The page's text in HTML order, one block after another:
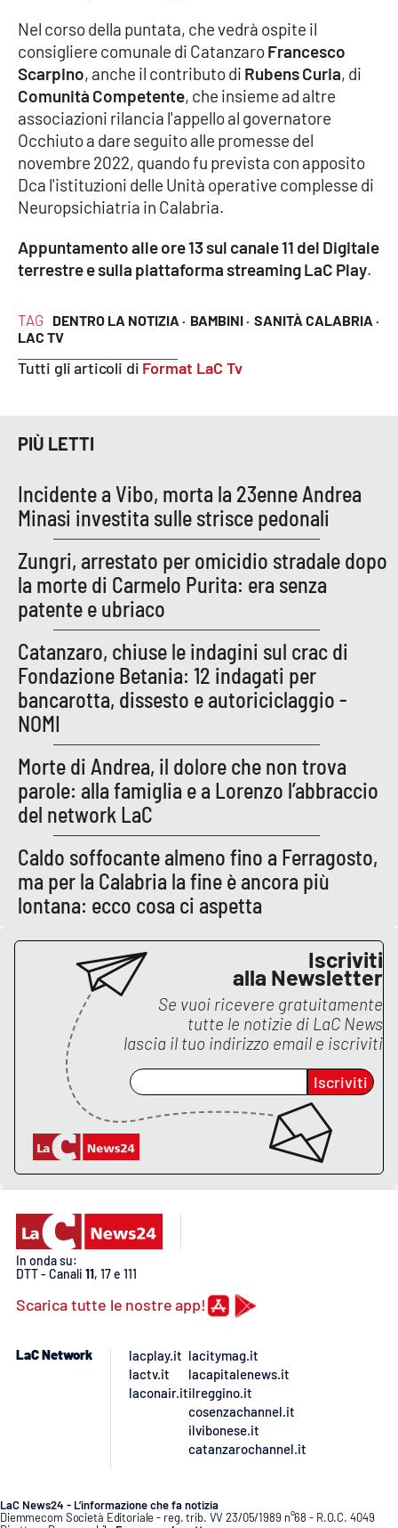
Politica
Sanità
Società
Sport
RUBRICHE
Parchi Marini Calabria
Imprese Di Calabria
Le perfidie di Antonella Grippo
Venti di comunicazione
STREAMING
LaC TV
LaC Network
LaC OnAir
EDIZIONI
LOCALI
Catanzaro
Crotone
Reggio Calabria
Cosenza
Lamezia Terme
PROGETTI
SPECIALI
Buona Sanità Calabria
LA
CALABRIAVISIONE
Destinazioni
TAG DENTRO LA NOTIZIA · BAMBINI · SANITÀ CALABRIA ·
LAC TV
Tutti gli articoli di Format LaC Tv
Nel corso della puntata, che vedrà ospite il
consigliere comunale di CatanzaroFrancesco
Scarpino, anche il contributo di Rubens Curia, di
Comunità Competente, che insieme ad altre
associazioni rilancia l'appello al governatore
Occhiuto a dare seguito alle promesse del
novembre 2022, quando fu prevista con apposito
Dca l'istituzioni delle Unità operative complesse di
Neuropsichiatria in Calabria.
Appuntamento alle ore 13 sul canale 11 del Digitale
terrestre e sulla piattaforma streaming LaC Play.
PIÙ LETTI
Incidente a Vibo, morta la 23enne Andrea
Minasi investita sulle strisce pedonali
Zungri, arrestato per omicidio stradale dopo
la morte di Carmelo Purita: era senza
patente e ubriaco
Catanzaro, chiuse le indagini sul crac di
Fondazione Betania: 12 indagati per
bancarotta, dissesto e autoriciclaggio -
NOMI
Morte di Andrea, il dolore che non trova
parole: alla famiglia e a Lorenzo l’abbraccio
del network LaC
Caldo soffocante almeno fino a Ferragosto,
ma per la Calabria la fine è ancora più
lontana: ecco cosa ci aspetta
Iscriviti
alla Newsletter
Se vuoi ricevere gratuitamente
tutte le notizie di LaC News
lascia il tuo indirizzo email e iscriviti
Iscriviti
In onda su:
DTT - Canali 11, 17 e 111
Scarica tutte le nostre app!
LaC Network
lacplay.it
lactv.it
laconair.it
lacitymag.it
lacapitalenews.it
ilreggino.it
cosenzachannel.it
ilvibonese.it
catanzarochannel.it
LaC News24 - L’informazione che fa notizia
Diemmecom Società Editoriale - reg. trib. VV 23/05/1989 n°68 - R.O.C. 4049